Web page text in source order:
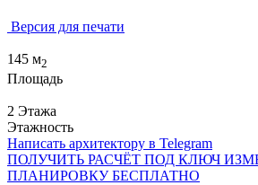
Версия для печати
145 м2
Площадь
2 Этажа
Этажность
Написать архитектору в Telegram
ПОЛУЧИТЬ РАСЧЁТ ПОД КЛЮЧ
ПЛАНИРОВКУ БЕСПЛАТНО